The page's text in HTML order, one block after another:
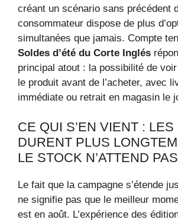
créant un scénario sans précédent
consommateur dispose de plus
simultanées que jamais. Compte
Soldes d’été du Corte Inglés
principal atout : la possibilité de
le produit avant de l’acheter, avec
immédiate ou retrait en magasin le
CE QUI S’EN VIENT :
DURENT PLUS
LE STOCK N’ATTEND PAS
Le fait que la campagne s’étende
ne signifie pas que le meilleur
est en août. L’expérience des